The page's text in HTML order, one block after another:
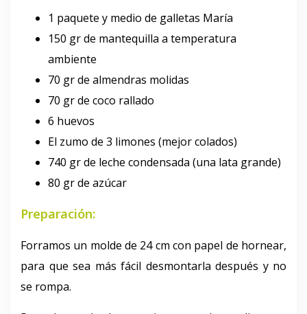
1 paquete y medio de galletas María
150 gr de mantequilla a temperatura
ambiente
70 gr de almendras molidas
70 gr de coco rallado
6 huevos
El zumo de 3 limones (mejor colados)
740 gr de leche condensada (una lata grande)
80 gr de azúcar
Preparación:
Forramos un molde de 24 cm con papel de hornear,
para que sea más fácil desmontarla después y no
se rompa.